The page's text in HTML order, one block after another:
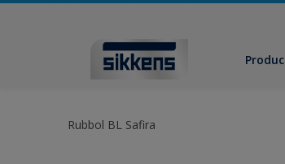
Rubbol BL Safira